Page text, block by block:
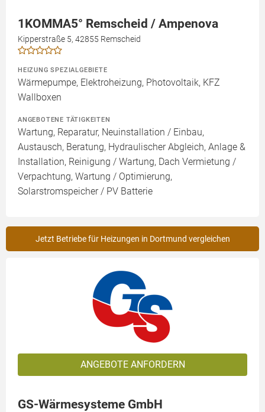
1KOMMA5° Remscheid / Ampenova
Kipperstraße 5, 42855 Remscheid
HEIZUNG SPEZIALGEBIETE
Wärmepumpe, Elektroheizung, Photovoltaik, KFZ
Wallboxen
ANGEBOTENE TÄTIGKEITEN
Wartung, Reparatur, Neuinstallation / Einbau,
Austausch, Beratung, Hydraulischer Abgleich, Anlage &
Installation, Reinigung / Wartung, Dach Vermietung /
Verpachtung, Wartung / Optimierung,
Solarstromspeicher / PV Batterie
Jetzt Betriebe für Heizungen in Dortmund vergleichen
ANGEBOTE ANFORDERN
GS-Wärmesysteme GmbH